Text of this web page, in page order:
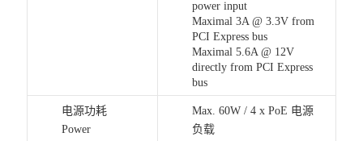
power input
Maximal 3A @ 3.3V from
PCI Express bus
Maximal 5.6A @ 12V
directly from PCI Express
bus
电源功耗
Power
Max. 60W / 4 x PoE 电源
负载